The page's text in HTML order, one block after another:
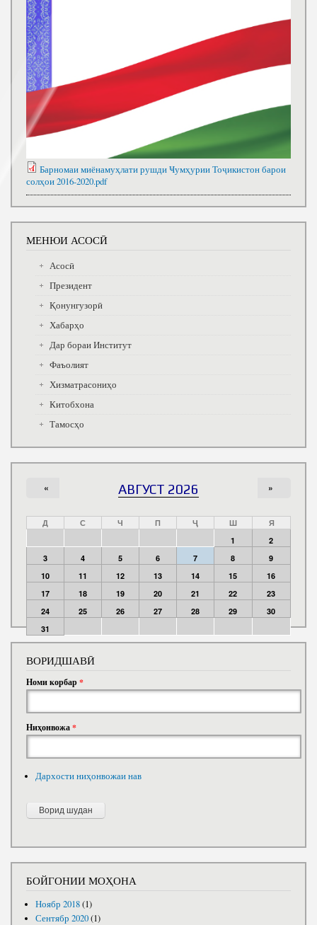
Барномаи миёнамуҳлати рушди Ҹумҳурии Тоҷикистон барои
солҳои 2016-2020.pdf
МЕНЮИ АСОСӢ
Асосӣ
Президент
Қонунгузорӣ
Хабарҳо
Дар бораи Институт
Фаъолият
Хизматрасониҳо
Китобхона
Тамосҳо
АВГУСТ 2026
« »
Д С Ч П Ҷ Ш
Я
1
2
3
4 5 6 7 8
9
10
11 12 13 14 15
16
17
18 19 20 21 22
23
24
25 26 27 28 29
30
31
ВОРИДШАВӢ
Номи корбар*
Ниҳонвожа*
Дархости ниҳонвожаи нав
БОЙГОНИИ МОҲОНА
Ноябр 2018(1)
Сентябр 2020(1)